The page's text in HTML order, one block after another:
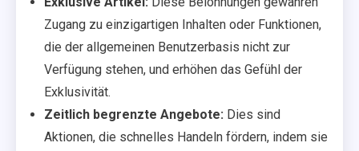
Zugang zu einzigartigen Inhalten oder Funktionen,
die der allgemeinen Benutzerbasis nicht zur
Verfügung stehen, und erhöhen das Gefühl der
Exklusivität.
Zeitlich begrenzte Angebote: Dies sind
Aktionen, die schnelles Handeln fördern, indem sie